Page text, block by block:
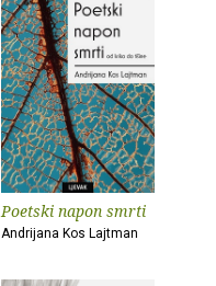
Poetski napon smrti
Andrijana Kos Lajtman